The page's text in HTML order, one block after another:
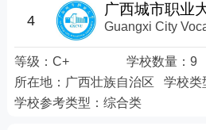
4
广西城市职业
Guangxi City
等级： C+ 学校数量：9
所在地： 广西壮族自治区 学校类
学校参考类型： 综合类